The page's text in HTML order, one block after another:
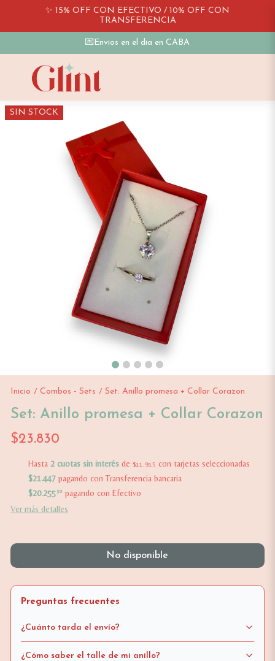
✨ 15% OFF CON EFECTIVO / 10% OFF CON
TRANSFERENCIA
💌Envios en el dia en CABA
SIN STOCK
Inicio / Combos - Sets / Set: Anillo promesa + Collar Corazon
Set: Anillo promesa + Collar Corazon
$23.830
Hasta 2 cuotas sin interésde $11.915 con tarjetas seleccionadas
$21.447pagando con Transferencia bancaria
$20.255 50pagando con Efectivo
Ver más detalles
No disponible
Preguntas frecuentes
¿Cuánto tarda el envío?
¿Cómo saber el talle de mi anillo?